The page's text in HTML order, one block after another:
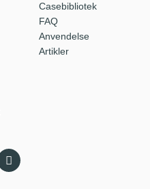
Casebibliotek
FAQ
Anvendelse
Artikler